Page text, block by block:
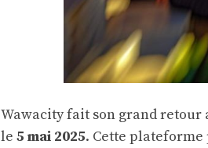
Wawacity fait son grand retour
le 5 mai 2025. Cette